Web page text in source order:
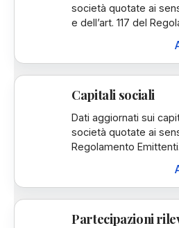
società quotate ai
e dell’art. 117 del
Capitali sociali
Dati aggiornati sui
società quotate ai
Regolamento Emittenti.
Partecipazioni